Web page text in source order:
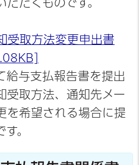
だくものです。
受取方法変更申出書
給与支払報告書を提出
受取方法、通知先メー
を希望される場合に提
。